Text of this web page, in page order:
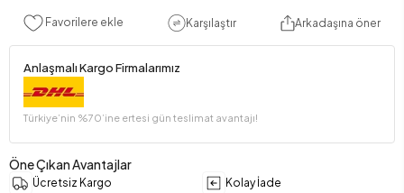
Favorilere ekle Karşılaştır Arkadaşına öner
Anlaşmalı Kargo Firmalarımız
Türkiye’nin %70’ine ertesi gün teslimat avantajı!
Öne Çıkan Avantajlar
Ücretsiz Kargo
Kolay İade